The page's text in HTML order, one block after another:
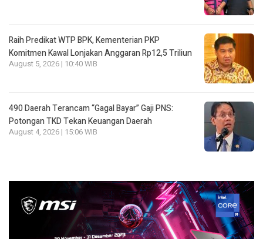
Raih Predikat WTP BPK, Kementerian PKP
Komitmen Kawal Lonjakan Anggaran Rp12,5 Triliun
August 5, 2026 | 10:40 WIB
490 Daerah Terancam “Gagal Bayar” Gaji PNS:
Potongan TKD Tekan Keuangan Daerah
August 4, 2026 | 15:06 WIB